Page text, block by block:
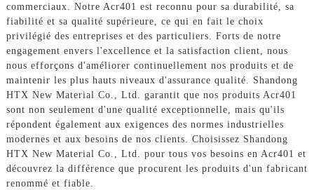
commerciaux. Notre Acr401 est reconnu pour sa durabilité, sa
fiabilité et sa qualité supérieure, ce qui en fait le choix
privilégié des entreprises et des particuliers. Forts de notre
engagement envers l'excellence et la satisfaction client, nous
nous efforçons d'améliorer continuellement nos produits et de
maintenir les plus hauts niveaux d'assurance qualité. Shandong
HTX New Material Co., Ltd. garantit que nos produits Acr401
sont non seulement d'une qualité exceptionnelle, mais qu'ils
répondent également aux exigences des normes industrielles
modernes et aux besoins de nos clients. Choisissez Shandong
HTX New Material Co., Ltd. pour tous vos besoins en Acr401 et
découvrez la différence que procurent les produits d'un fabricant
renommé et fiable.